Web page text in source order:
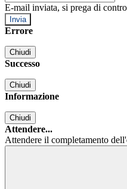
E-mail inviata, si prega di
Errore
Chiudi
Successo
Chiudi
Informazione
Chiudi
Attendere...
Attendere il completamento